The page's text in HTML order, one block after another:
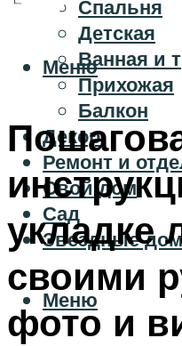
Спальня
Детская
Ванная и
Прихожая
Балкон
Декор
Ремонт и
Свой дом
Сад
Звездные
Меню
Меню
укладке
своими
фото и